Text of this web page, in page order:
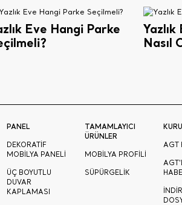
Eve Hangi Parke
Nasıl
PANEL
DEKORATİF
MOBİLYA PANELİ
ÜÇ BOYUTLU
DUVAR
KAPLAMASI
TAMAMLAYICI
ÜRÜNLER
MOBİLYA PROFİLİ
SÜPÜRGELİK
AGT